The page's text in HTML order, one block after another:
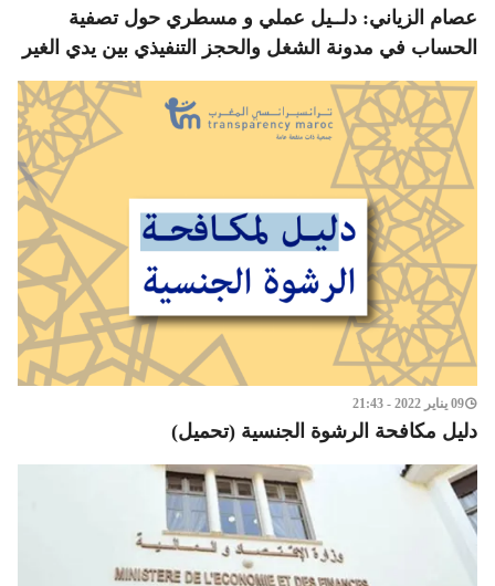
عصام الزياني: دلــيل عملي و مسطري حول تصفية
الحساب في مدونة الشغل والحجز التنفيذي بين يدي الغير
09 يناير 2022 - 21:43
دليل مكافحة الرشوة الجنسية (تحميل)